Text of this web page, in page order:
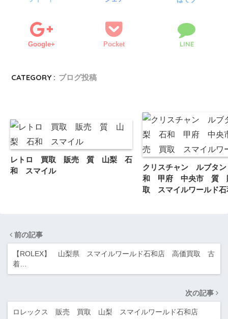
Google+ Pocket LINE
CATEGORY : ブログ投稿
レトロ 買取 販売 質 山梨 石
和 スマイル
クリスチャン ルブタ
和 甲府 中央市 質
取 スマイルワールド石
前の記事
【ROLEX】 山梨県 スマイルワールド石和店 高価買取 古
着…
次の記事
ロレックス 販売 買取 山梨 スマイルワールド石和店